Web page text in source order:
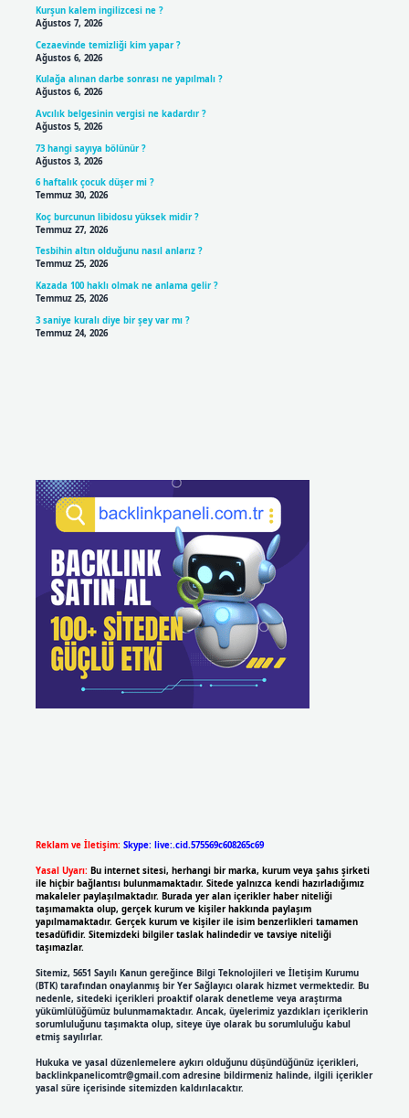
Kurşun kalem ingilizcesi ne ?
Ağustos 7, 2026
Cezaevinde temizliği kim yapar ?
Ağustos 6, 2026
Kulağa alınan darbe sonrası ne yapılmalı ?
Ağustos 6, 2026
Avcılık belgesinin vergisi ne kadardır ?
Ağustos 5, 2026
73 hangi sayıya bölünür ?
Ağustos 3, 2026
6 haftalık çocuk düşer mi ?
Temmuz 30, 2026
Koç burcunun libidosu yüksek midir ?
Temmuz 27, 2026
Tesbihin altın olduğunu nasıl anlarız ?
Temmuz 25, 2026
Kazada 100 haklı olmak ne anlama gelir ?
Temmuz 25, 2026
3 saniye kuralı diye bir şey var mı ?
Temmuz 24, 2026
Reklam ve İletişim: Skype: live:.cid.575569c608265c69
Yasal Uyarı: Bu internet sitesi, herhangi bir marka, kurum veya şahıs şirketi
ile hiçbir bağlantısı bulunmamaktadır. Sitede yalnızca kendi hazırladığımız
makaleler paylaşılmaktadır. Burada yer alan içerikler haber niteliği
taşımamakta olup, gerçek kurum ve kişiler hakkında paylaşım
yapılmamaktadır. Gerçek kurum ve kişiler ile isim benzerlikleri tamamen
tesadüfidir. Sitemizdeki bilgiler taslak halindedir ve tavsiye niteliği
taşımazlar.
Sitemiz, 5651 Sayılı Kanun gereğince Bilgi Teknolojileri ve İletişim Kurumu
(BTK) tarafından onaylanmış bir Yer Sağlayıcı olarak hizmet vermektedir. Bu
nedenle, sitedeki içerikleri proaktif olarak denetleme veya araştırma
yükümlülüğümüz bulunmamaktadır. Ancak, üyelerimiz yazdıkları içeriklerin
sorumluluğunu taşımakta olup, siteye üye olarak bu sorumluluğu kabul
etmiş sayılırlar.
Hukuka ve yasal düzenlemelere aykırı olduğunu düşündüğünüz içerikleri,
backlinkpanelicomtr@gmail.comadresine bildirmeniz halinde, ilgili içerikler
yasal süre içerisinde sitemizden kaldırılacaktır.